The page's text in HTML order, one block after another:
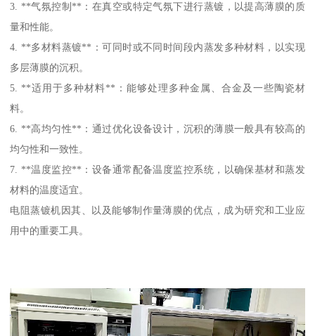
3. **气氛控制**：在真空或特定气氛下进行蒸镀，以提高薄膜的质
量和性能。
4. **多材料蒸镀**：可同时或不同时间段内蒸发多种材料，以实现
多层薄膜的沉积。
5. **适用于多种材料**：能够处理多种金属、合金及一些陶瓷材
料。
6. **高均匀性**：通过优化设备设计，沉积的薄膜一般具有较高的
均匀性和一致性。
7. **温度监控**：设备通常配备温度监控系统，以确保基材和蒸发
材料的温度适宜。
电阻蒸镀机因其、以及能够制作量薄膜的优点，成为研究和工业应
用中的重要工具。